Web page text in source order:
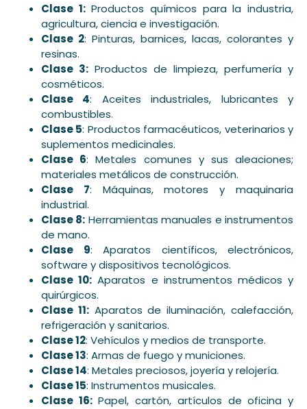
Clase 1:Productos químicos para la industria,
agricultura, ciencia e investigación.
Clase 2: Pinturas, barnices, lacas, colorantes y
resinas.
Clase 3: Productos de limpieza, perfumería y
cosméticos.
Clase 4: Aceites industriales, lubricantes y
combustibles.
Clase 5: Productos farmacéuticos, veterinarios y
suplementos medicinales.
Clase 6: Metales comunes y sus aleaciones;
materiales metálicos de construcción.
Clase 7: Máquinas, motores y maquinaria
industrial.
Clase 8: Herramientas manuales e instrumentos
de mano.
Clase 9: Aparatos científicos, electrónicos,
software y dispositivos tecnológicos.
Clase 10: Aparatos e instrumentos médicos y
quirúrgicos.
Clase 11:Aparatos de iluminación, calefacción,
refrigeración y sanitarios.
Clase 12: Vehículos y medios de transporte.
Clase 13: Armas de fuego y municiones.
Clase 14: Metales preciosos, joyería y relojería.
Clase 15: Instrumentos musicales.
Clase 16:Papel, cartón, artículos de oficina y